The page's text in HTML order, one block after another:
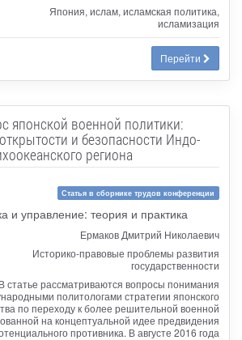
Япония, ислам, исламская политика,
исламизация
Перейти
японской военной политики:
и безопасности Индо-
региона
Статья в сборнике трудов конференции
и управление: теория и практика
Ермаков Дмитрий Николаевич
Историко-правовые проблемы развития
государственности
В статье рассматриваются вопросы понимания
политологами стратегии японского
по переходу к более решительной военной
на концептуальной идее предвидения
противника. В августе 2016 года